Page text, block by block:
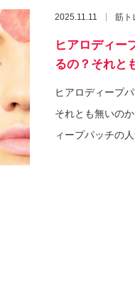
2025.11.11 筋ト
ヒアロディー
るの？それと
ヒアロディープ
それとも無いの
ィープパッチの